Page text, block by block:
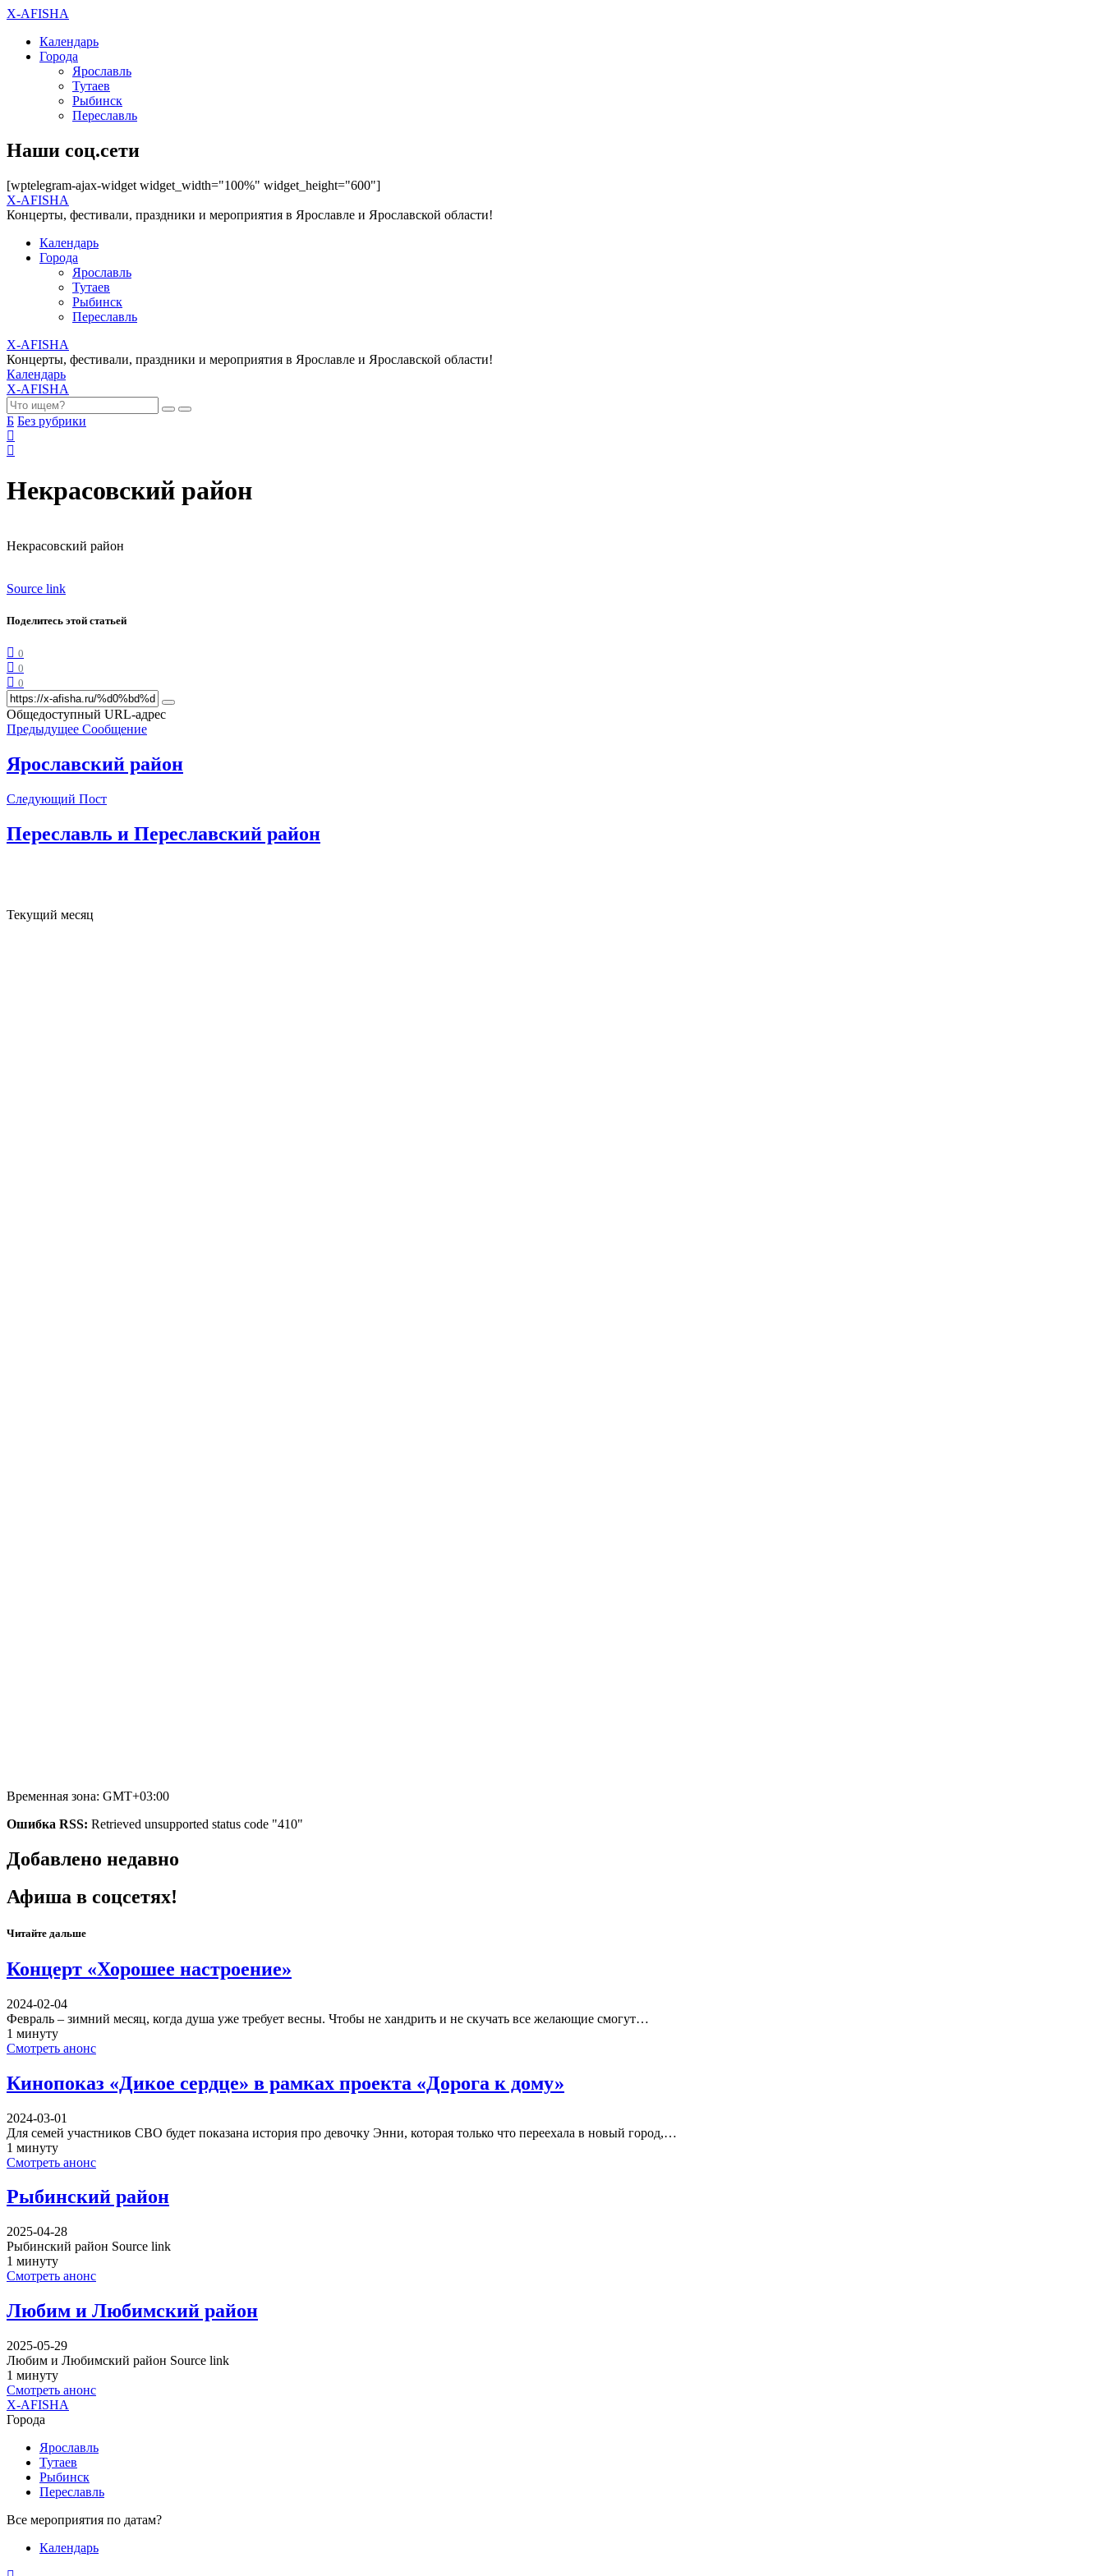
X-AFISHA
Календарь
Города
Ярославль
Тутаев
Рыбинск
Переславль
Наши соц.сети
[wptelegram-ajax-widget widget_width="100%" widget_height="600"]
X-AFISHA
Концерты, фестивали, праздники и мероприятия в Ярославле и Ярославской области!
Календарь
Города
Ярославль
Тутаев
Рыбинск
Переславль
X-AFISHA
Концерты, фестивали, праздники и мероприятия в Ярославле и Ярославской области!
Календарь
X-AFISHA
Б Без рубрики
Некрасовский район
Некрасовский район
Source link
Поделитесь этой статьей
0
0
0
Общедоступный URL-адрес
Предыдущее Сообщение
Ярославский район
Следующий Пост
Переславль и Переславский район
Текущий месяц
Временная зона: GMT+03:00
Ошибка RSS: Retrieved unsupported status code "410"
Добавлено недавно
Афиша в соцсетях!
Читайте дальше
Концерт «Хорошее настроение»
2024-02-04
Февраль – зимний месяц, когда душа уже требует весны. Чтобы не хандрить и не скучать все желающие смогут…
1 минуту
Смотреть анонс
Кинопоказ «Дикое сердце» в рамках проекта «Дорога к дому»
2024-03-01
Для семей участников СВО будет показана история про девочку Энни, которая только что переехала в новый город,…
1 минуту
Смотреть анонс
Рыбинский район
2025-04-28
Рыбинский район Source link
1 минуту
Смотреть анонс
Любим и Любимский район
2025-05-29
Любим и Любимский район Source link
1 минуту
Смотреть анонс
X-AFISHA
Города
Ярославль
Тутаев
Рыбинск
Переславль
Все мероприятия по датам?
Календарь